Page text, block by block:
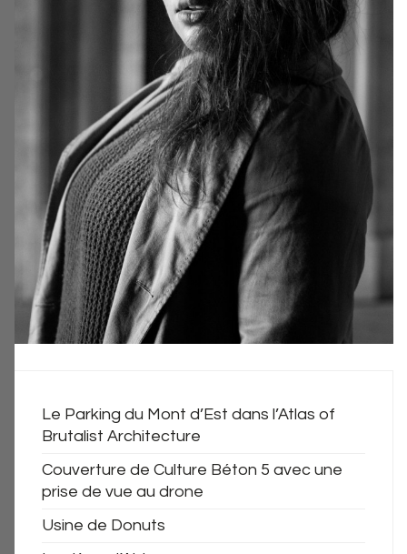
Le Parking du Mont d’Est dans l’Atlas of
Brutalist Architecture
Couverture de Culture Béton 5 avec une
prise de vue au drone
Usine de Donuts